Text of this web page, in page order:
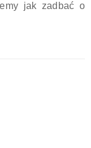
jak zadbać o